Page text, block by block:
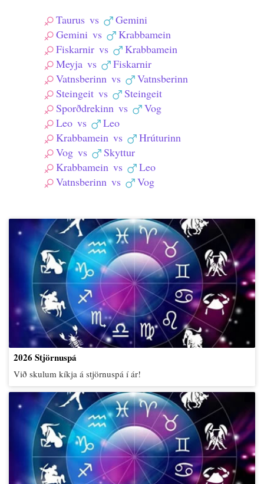
Taurus vs
Gemini
Gemini vs
Krabbamein
Fiskarnir vs
Krabbamein
Meyja vs
Fiskarnir
Vatnsberinn vs
Vatnsberinn
Steingeit vs
Steingeit
Sporðdrekinn vs
Vog
Leo vs
Leo
Krabbamein vs
Hrúturinn
Vog vs
Skyttur
Krabbamein vs
Leo
Vatnsberinn vs Vog
2026 Stjörnuspá
Við skulum kíkja á stjörnuspá í ár!